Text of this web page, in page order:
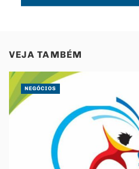
VEJA TAMBÉM
NEGÓCIOS